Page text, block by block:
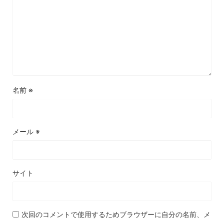
名前 ※
メール ※
サイト
次回のコメントで使用するためブラウザーに自分の名前、メ